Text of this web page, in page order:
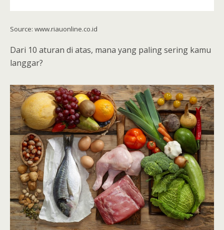
Source: www.riauonline.co.id
Dari 10 aturan di atas, mana yang paling sering kamu
langgar?